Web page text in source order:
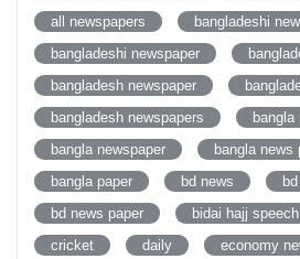
all newspapers
bangladeshi
bangladeshi newspaper
bangladesh newspaper
bangladesh newspapers
bangla
bangla newspaper
bangla news
bangla paper
bd news
bd news paper
bidai hajj speech
cricket
daily
economy